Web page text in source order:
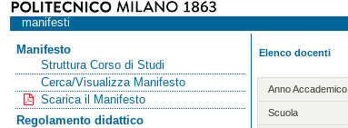
manifesti
Manifesto
Struttura Corso di Studi
Cerca/Visualizza Manifesto
Scarica il Manifesto
Regolamento didattico
Elenco docenti
Anno Accademico
Scuola